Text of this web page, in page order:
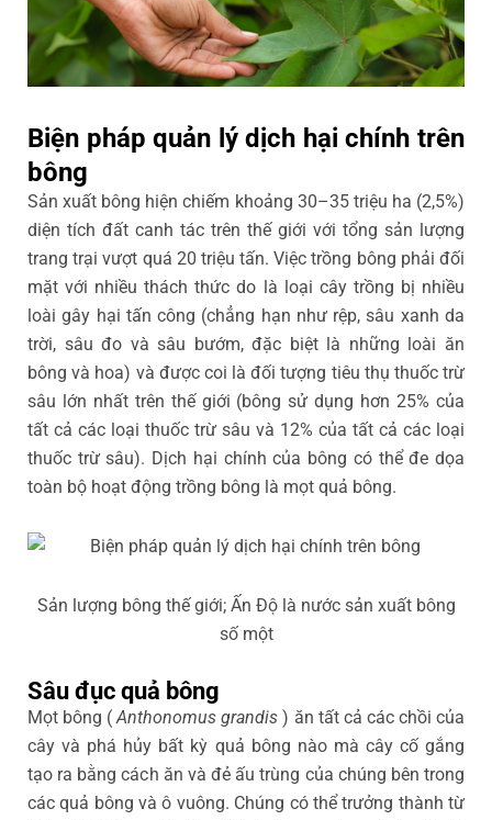
Biện pháp quản lý dịch hại chính trên
bông
Sản xuất bông hiện chiếm khoảng 30–35 triệu ha (2,5%)
diện tích đất canh tác trên thế giới với tổng sản lượng
trang trại vượt quá 20 triệu tấn. Việc trồng bông phải đối
mặt với nhiều thách thức do là loại cây trồng bị nhiều
loài gây hại tấn công (chẳng hạn như rệp, sâu xanh da
trời, sâu đo và sâu bướm, đặc biệt là những loài ăn
bông và hoa) và được coi là đối tượng tiêu thụ thuốc trừ
sâu lớn nhất trên thế giới (bông sử dụng hơn 25% của
tất cả các loại thuốc trừ sâu và 12% của tất cả các loại
thuốc trừ sâu). Dịch hại chính của bông có thể đe dọa
toàn bộ hoạt động trồng bông là mọt quả bông.
Sản lượng bông thế giới; Ấn Độ là nước sản xuất bông
số một
Sâu đục quả bông
Mọt bông (Anthonomus grandis) ăn tất cả các chồi của
cây và phá hủy bất kỳ quả bông nào mà cây cố gắng
tạo ra bằng cách ăn và đẻ ấu trùng của chúng bên trong
các quả bông và ô vuông. Chúng có thể trưởng thành từ